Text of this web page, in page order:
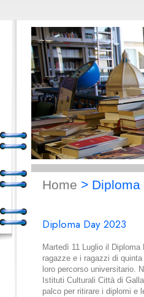
Home >
Diploma Day 2023
Martedì 11 Luglio il
ragazze e i ragazzi di
loro percorso universitario.
Istituti Culturali Città di
palco per ritirare i diplomi e